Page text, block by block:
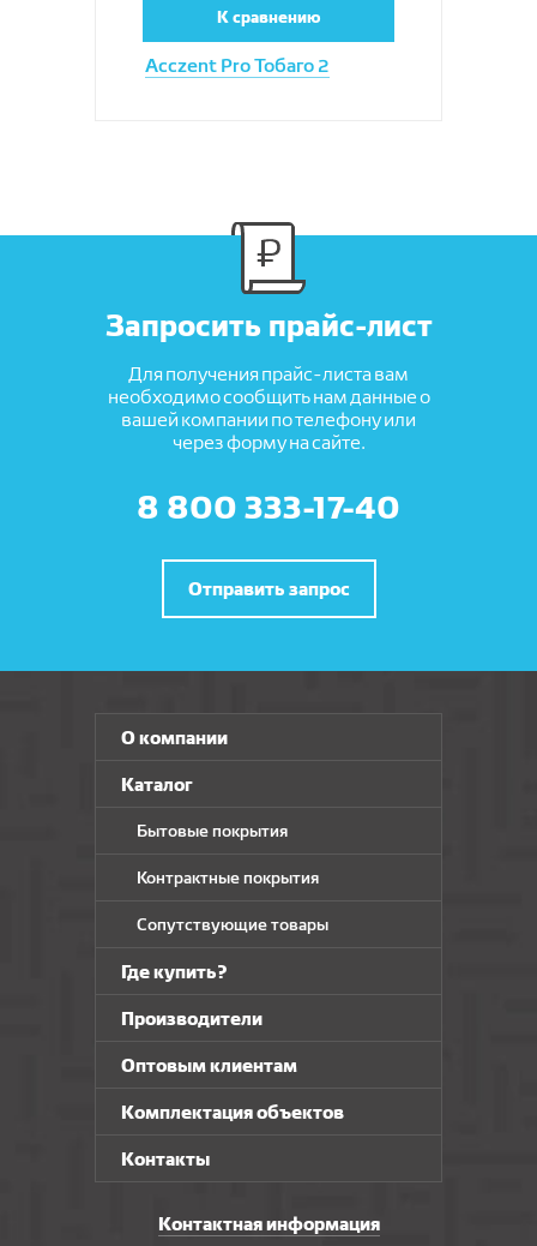
Acczent Pro Тобаго 2
К сравнению
Запросить прайс-лист
Для получения прайс-листа вам
необходимо сообщить нам данные о
вашей компании по телефону или
через форму на сайте.
8 800 333-17-40
Отправить запрос
О компании
Каталог
Бытовые покрытия
Контрактные покрытия
Сопутствующие товары
Где купить?
Производители
Оптовым клиентам
Комплектация объектов
Контакты
Контактная информация